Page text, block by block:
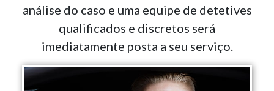
análise do caso e uma equipe de detetives
qualificados e discretos será
imediatamente posta a seu serviço.